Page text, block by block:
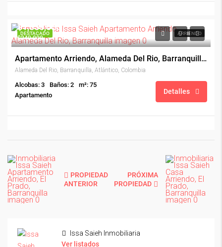
DESTACADO ARRIENDO
$1,850,000
$240,000
Apartamento Arriendo, Alameda Del Rio, Barranquilla (30398)
Alameda Del Rio, Barranquilla, Atlántico, Colombia
Alcobas: 3 Baños: 2
m²: 75
Apartamento
Detalles
PROPIEDAD
ANTERIOR
PRÓXIMA
PROPIEDAD
Issa Saieh Inmobiliaria
Ver listados